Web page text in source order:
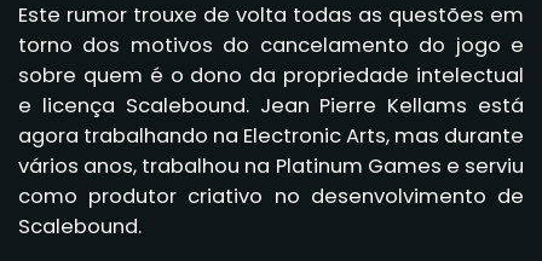
Este rumor trouxe de volta todas as questões em
torno dos motivos do cancelamento do jogo e
sobre quem é o dono da propriedade intelectual
e licença Scalebound. Jean Pierre Kellams está
agora trabalhando na Electronic Arts, mas durante
vários anos, trabalhou na Platinum Games e serviu
como produtor criativo no desenvolvimento de
Scalebound.